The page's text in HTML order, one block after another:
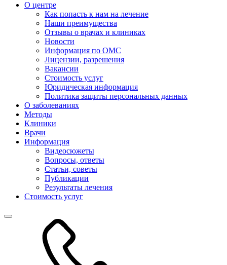
О центре
Как попасть к нам на лечение
Наши преимущества
Отзывы о врачах и клиниках
Новости
Информация по ОМС
Лицензии, разрешения
Вакансии
Стоимость услуг
Юридическая информация
Политика защиты персональных данных
О заболеваниях
Методы
Клиники
Врачи
Информация
Видеосюжеты
Вопросы, ответы
Статьи, советы
Публикации
Результаты лечения
Стоимость услуг